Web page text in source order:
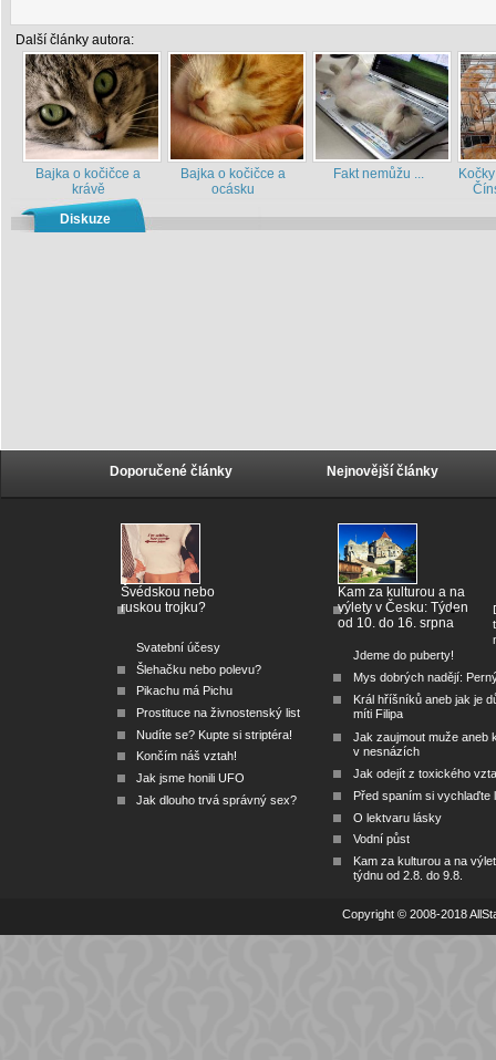
Další články autora:
Bajka o kočičce a
krávě
Bajka o kočičce a
ocásku
Fakt nemůžu ...
Diskuze
Doporučené články
Švédskou nebo
ruskou trojku?
Svatební účesy
Šlehačku nebo polevu?
Pikachu má Pichu
Prostituce na živnostenský list
Nudíte se? Kupte si striptéra!
Končím náš vztah!
Jak jsme honili UFO
Jak dlouho trvá správný sex?
Nejnovější články
Kam za kulturou a na
výlety v Česku: Týden
od 10. do 16. srpna
Jdeme do puberty!
Mys dobrých nadějí:
Král hříšníků aneb jak je
míti Filipa
Jak zaujmout muže aneb
v nesnázích
Jak odejít z toxického
Před spaním si vychlaďte
O lektvaru lásky
Vodní půst
Kam za kulturou a na
týdnu od 2.8. do 9.8.
Copyright © 2008-2018